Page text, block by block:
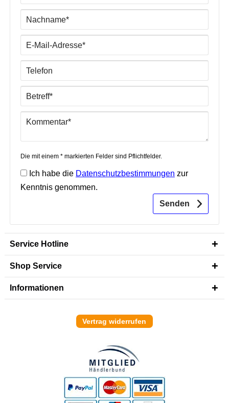
Die mit einem * markierten Felder sind Pflichtfelder.
Ich habe die Datenschutzbestimmungen zur
Kenntnis genommen.
Senden
Service Hotline
Shop Service
Informationen
Vertrag widerrufen